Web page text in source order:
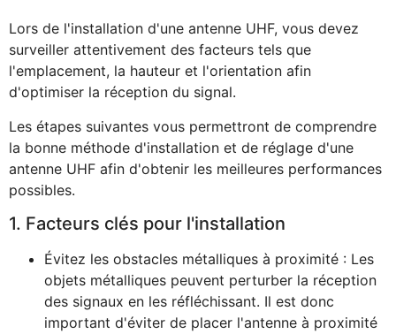
Lors de l'installation d'une antenne UHF, vous devez
surveiller attentivement des facteurs tels que
l'emplacement, la hauteur et l'orientation afin
d'optimiser la réception du signal.
Les étapes suivantes vous permettront de comprendre
la bonne méthode d'installation et de réglage d'une
antenne UHF afin d'obtenir les meilleures performances
possibles.
1. Facteurs clés pour l'installation
Évitez les obstacles métalliques à proximité : Les
objets métalliques peuvent perturber la réception
des signaux en les réfléchissant. Il est donc
important d'éviter de placer l'antenne à proximité